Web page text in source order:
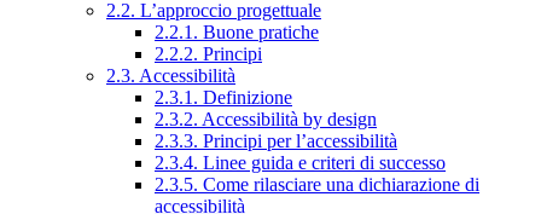
2.2. L’approccio progettuale
2.2.1. Buone pratiche
2.2.2. Principi
2.3. Accessibilità
2.3.1. Definizione
2.3.2. Accessibilità by design
2.3.3. Principi per l’accessibilità
2.3.4. Linee guida e criteri di successo
2.3.5. Come rilasciare una dichiarazione di
accessibilità